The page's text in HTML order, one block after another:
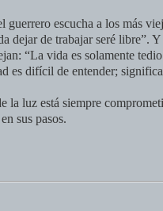
guerrero escucha a los más
dejar de trabajar seré libre”.
“La vida es solamente
es difícil de entender;
la luz está siempre
sus pasos.